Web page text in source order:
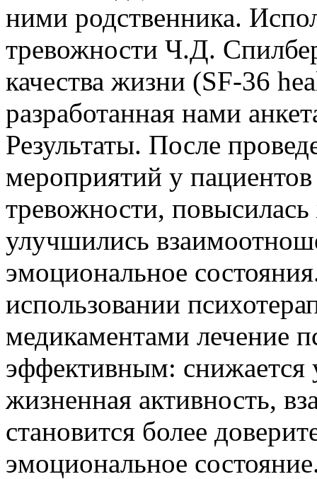
ними родственника.
тревожности Ч.Д.
качества жизни (SF-36
разработанная нами
Результаты. После
мероприятий у
тревожности,
улучшились
эмоциональное
использовании
медикаментами лечение
эффективным: снижается
жизненная активность,
становится более
эмоциональное